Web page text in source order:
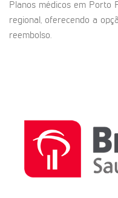
Planos médicos em Porto
regional, oferecendo a
reembolso.